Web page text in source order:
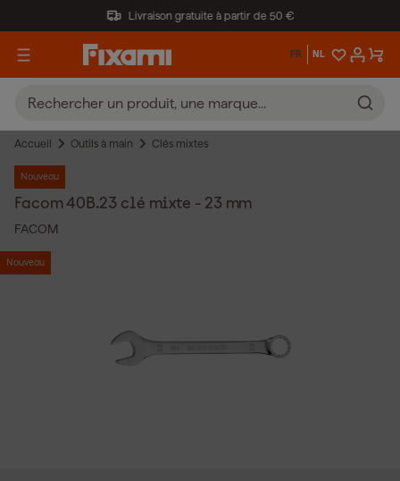
Livraison gratuite à partir de 50 €
FR NL
Accueil Outils à main Clés mixtes
Nouveau
Facom 40B.23 clé mixte - 23 mm
FACOM
Nouveau